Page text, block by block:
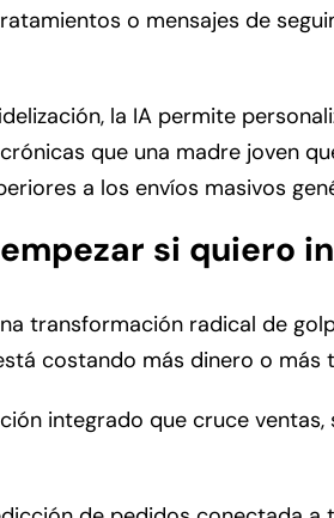
o mensajes de
la IA permite
que una madre joven
a los envíos masivos
si quiero
transformación radical de
costando más dinero o más
integrado que cruce